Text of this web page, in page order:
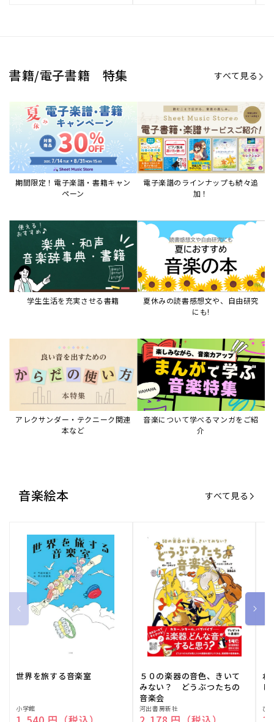
書籍/電子書籍 特集 すべて見る
期間限定！電子楽譜・書籍キャン
ペーン
電子楽譜のラインナップも続々追
加！
学生生活を充実させる書籍
夏休みの読書感想文や、自由研究
にも!
アレクサンダー・テクニーク関連
本など
音楽について学べるマンガをご紹
介
音楽絵本 すべて見る
世界を旅する音楽室
販
小学館
５０の楽器の音色、きいて
みない？ どうぶつたちの
音楽会
販
河出書房新社
ね
販ひ